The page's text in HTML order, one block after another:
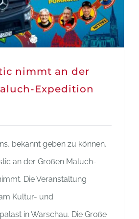
nimmt an der
Expedition
bekannt geben zu können,
an der Großen Maluch-
Die Veranstaltung
Kultur- und
in Warschau. Die Große